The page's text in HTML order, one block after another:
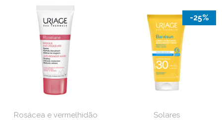
Rosácea e vermelhidão
-25%
Solares